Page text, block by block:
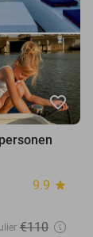
favorite_border
9.9 star
€110